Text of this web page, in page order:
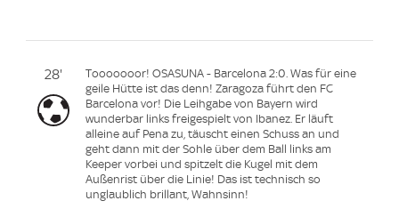
28'
Tooooooor! OSASUNA - Barcelona 2:0. Was für eine
geile Hütte ist das denn! Zaragoza führt den FC
Barcelona vor! Die Leihgabe von Bayern wird
wunderbar links freigespielt von Ibanez. Er läuft
alleine auf Pena zu, täuscht einen Schuss an und
geht dann mit der Sohle über dem Ball links am
Keeper vorbei und spitzelt die Kugel mit dem
Außenrist über die Linie! Das ist technisch so
unglaublich brillant, Wahnsinn!